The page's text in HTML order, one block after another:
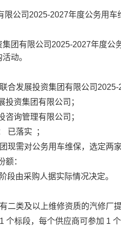
限公司 2025-2027年度公务用
团有限公司 2025-2027年度公
活动。
合发展投资集团有限公司 2025-
投资集团有限公司 ；
咨询管理有限公司；
已落实
；
现需对公务用车维保，选定两
额：
段由采购人据实际情况决定。
二类及以上维修资质的汽修厂
1 个标段，每个供应商可参加 1